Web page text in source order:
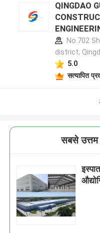
QINGDAO
प्रोफ़ाइल
No.702
district,
5.0
सत्यापित
सबसे उत्तम